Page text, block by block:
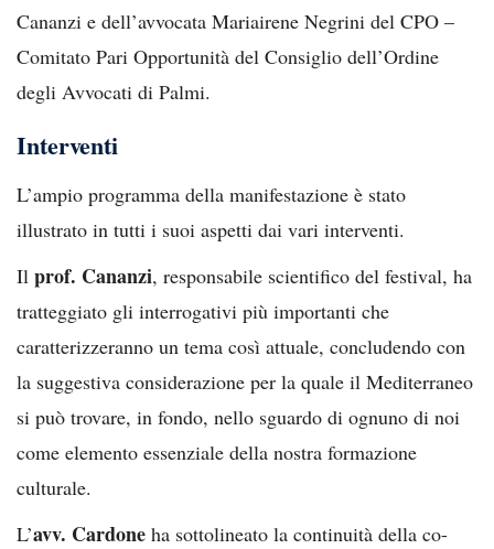
Cananzi e dell’avvocata Mariairene Negrini del CPO –
Comitato Pari Opportunità del Consiglio dell’Ordine
degli Avvocati di Palmi.
Interventi
L’ampio programma della manifestazione è stato
illustrato in tutti i suoi aspetti dai vari interventi.
Il prof. Cananzi, responsabile scientifico del festival, ha
tratteggiato gli interrogativi più importanti che
caratterizzeranno un tema così attuale, concludendo con
la suggestiva considerazione per la quale il Mediterraneo
si può trovare, in fondo, nello sguardo di ognuno di noi
come elemento essenziale della nostra formazione
culturale.
L’avv. Cardone ha sottolineato la continuità della co-